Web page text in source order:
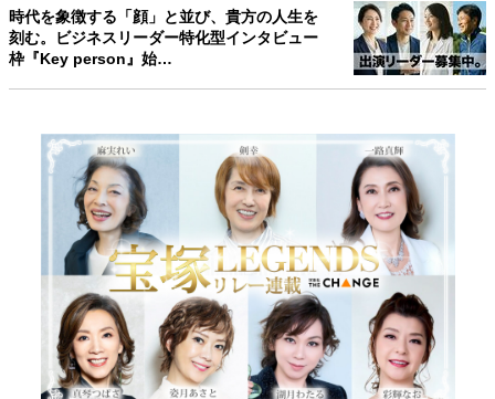
時代を象徴する「顔」と並び、貴方の人生を
刻む。ビジネスリーダー特化型インタビュー
枠『Key person』始…